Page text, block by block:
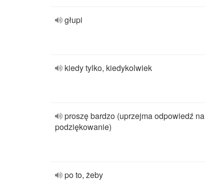
głupi
kiedy tylko, kiedykolwiek
proszę bardzo (uprzejma odpowiedź na
podziękowanie)
po to, żeby